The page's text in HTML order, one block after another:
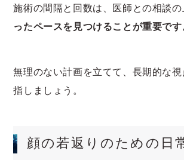
施術の間隔と回数は、医師との相談の
ったペースを見つけることが重要です
無理のない計画を立てて、長期的な
指しましょう。
顔の若返りのための日